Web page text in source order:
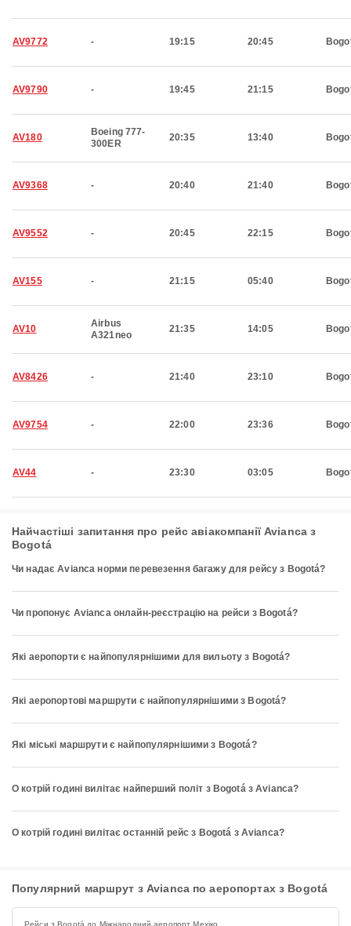
AV9772 - 19:15 20:45
AV9790 - 19:45 21:15
AV180
Boeing 777-
300ER
20:35 13:40
AV9368 - 20:40 21:40
AV9552 - 20:45 22:15
AV155 - 21:15 05:40
AV10
Airbus
A321neo
21:35 14:05
AV8426 - 21:40 23:10
AV9754 - 22:00 23:36
AV44 - 23:30 03:05
Найчастіші запитання про рейс авіакомпанії Avianca з
Bogotá
Чи надає Avianca норми перевезення багажу для рейсу з Bogotá?
Чи пропонує Avianca онлайн-реєстрацію на рейси з Bogotá?
Які аеропорти є найпопулярнішими для вильоту з Bogotá?
Які аеропортові маршрути є найпопулярнішими з Bogotá?
Які міські маршрути є найпопулярнішими з Bogotá?
О котрій годині вилітає найперший політ з Bogotá з Avianca?
О котрій годині вилітає останній рейс з Bogotá з Avianca?
Популярний маршрут з Avianca по аеропортах з Bogotá
Рейси з Bogotá до Міжнародний аеропорт Мехіко